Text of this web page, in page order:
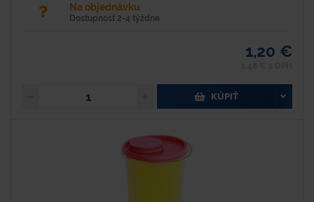
Na objednávku
Dostupnosť 2-4 týždne
1,20 €
KÚPIŤ